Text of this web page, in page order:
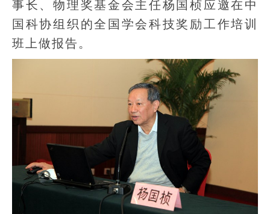
事长、物理奖基金会主任杨国桢应邀在中
国科协组织的全国学会科技奖励工作培训
班上做报告。